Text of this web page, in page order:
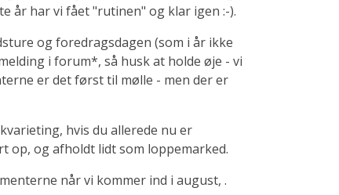
år har vi fået "rutinen" og klar igen :-).
og foredragsdagen (som i år ikke
i forum*, så husk at holde øje - vi
er det først til mølle - men der er
hvis du allerede nu er
op, og afholdt lidt som loppemarked.
når vi kommer ind i august, .